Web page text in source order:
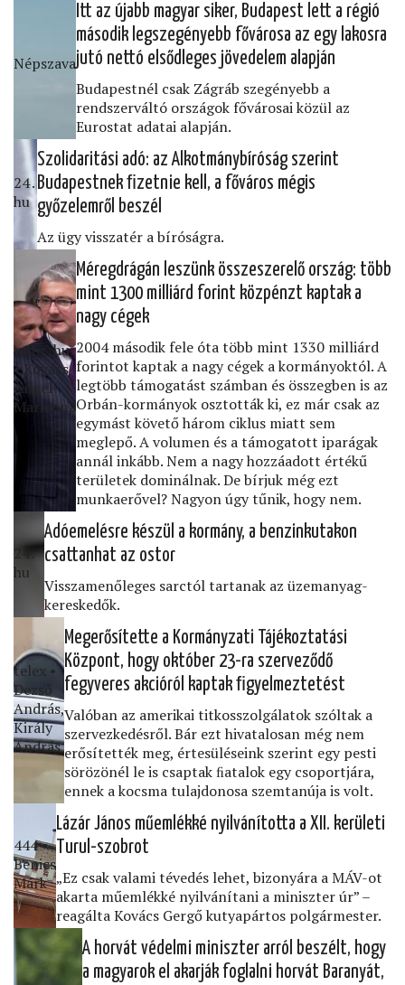
Népszava
Itt az újabb magyar siker, Budapest lett a régió
második legszegényebb fővárosa az egy lakosra
jutó nettó elsődleges jövedelem alapján
Budapestnél csak Zágráb szegényebb a
rendszerváltó országok fővárosai közül az
Eurostat adatai alapján.
24․
hu
Szolidaritási adó: az Alkotmánybíróság szerint
Budapestnek ﬁzetnie kell, a főváros mégis
győzelemről beszél
Az ügy visszatér a bíróságra.
mfor․hu
• Kovács-
Angel
Marianna
Méregdrágán leszünk összeszerelő ország: több
mint 1300 milliárd forint közpénzt kaptak a
nagy cégek
2004 második fele óta több mint 1330 milliárd
forintot kaptak a nagy cégek a kormányoktól. A
legtöbb támogatást számban és összegben is az
Orbán-kormányok osztották ki, ez már csak az
egymást követő három ciklus miatt sem
meglepő. A volumen és a támogatott iparágak
annál inkább. Nem a nagy hozzáadott értékű
területek dominálnak. De bírjuk még ezt
munkaerővel? Nagyon úgy tűnik, hogy nem.
24․
hu
Adóemelésre készül a kormány, a benzinkutakon
csattanhat az ostor
Visszamenőleges sarctól tartanak az üzemanyag-
kereskedők.
telex •
Dezső
András,
Király
András
Megerősítette a Kormányzati Tájékoztatási
Központ, hogy október 23-ra szerveződő
fegyveres akcióról kaptak ﬁgyelmeztetést
Valóban az amerikai titkosszolgálatok szóltak a
szervezkedésről. Bár ezt hivatalosan még nem
erősítették meg, értesüléseink szerint egy pesti
sörözönél le is csaptak ﬁatalok egy csoportjára,
ennek a kocsma tulajdonosa szemtanúja is volt.
444 •
Benics
Márk
Lázár János műemlékké nyilvánította a XII. kerületi
Turul-szobrot
„Ez csak valami tévedés lehet, bizonyára a MÁV-ot
akarta műemlékké nyilvánítani a miniszter úr” –
reagálta Kovács Gergő kutyapártos polgármester.
A horvát védelmi miniszter arról beszélt, hogy
a magyarok el akarják foglalni horvát Baranyát,